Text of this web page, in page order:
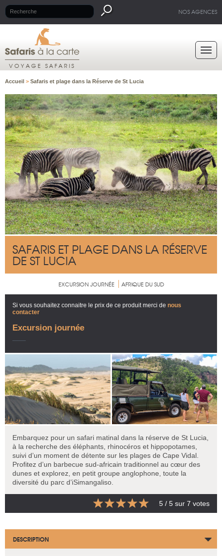
NOS AGENCES
VOYAGE SAFARIS
Accueil > Safaris et plage dans la Réserve de St Lucia
SAFARIS ET PLAGE DANS LA RÉSERVE
DE ST LUCIA
EXCURSION JOURNÉE AFRIQUE DU SUD
Si vous souhaitez connaitre le prix de ce produit merci de nous
contacter
Excursion journée
Embarquez pour un safari matinal dans la réserve de St Lucia,
à la recherche des éléphants, rhinocéros et hippopotames,
suivi d’un moment de détente sur les plages de Cape Vidal.
Profitez d’un barbecue sud-africain traditionnel au cœur des
dunes et explorez, en petit groupe anglophone, toute la
diversité du parc d’iSimangaliso.
5 / 5 sur 7 votes
DESCRIPTION